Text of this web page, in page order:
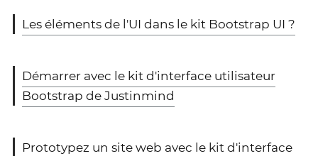
Les éléments de l'UI dans le kit Bootstrap UI ?
Démarrer avec le kit d'interface utilisateur
Bootstrap de Justinmind
Prototypez un site web avec le kit d'interface